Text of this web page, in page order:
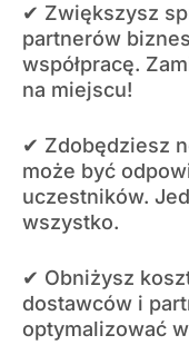
✔ Zwiększysz
partnerów
współpracę.
na miejscu!
✔ Zdobędziesz
może być
uczestników.
wszystko.
✔ Obniżysz
dostawców i
optymalizować